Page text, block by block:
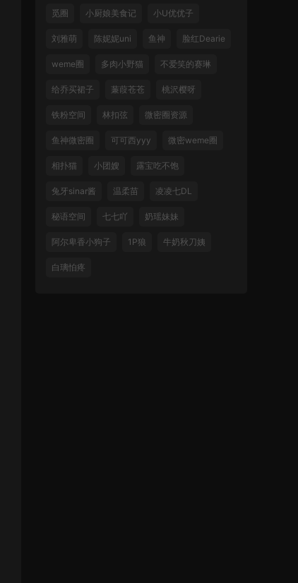
觅圈 小厨娘美食记 小U优优子
刘雅萌 陈妮妮uni 鱼神 脸红Dearie
weme圈 多肉小野猫 不爱笑的赛琳
给乔买裙子 蒹葭苍苍 桃沢樱呀
铁粉空间 林扣弦 微密圈资源
鱼神微密圈 可可西yyy 微密weme圈
相扑猫 小团嫂 露宝吃不饱
兔牙sinar酱 温柔苗 凌凌七DL
秘语空间 七七吖 奶瑶妹妹
阿尔卑香小狗子 1P狼 牛奶秋刀姨
白璃怕疼